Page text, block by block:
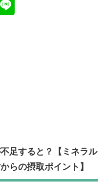
足すると？【ミネラル
らの摂取ポイント】